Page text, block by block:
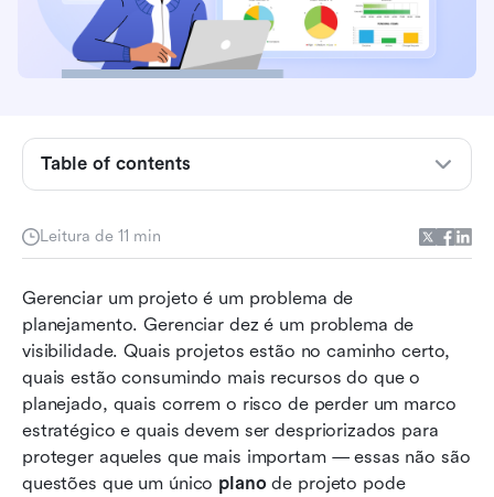
Leitura de 11 min
Gerenciar um projeto é um problema de
planejamento. Gerenciar dez é um problema de
visibilidade. Quais projetos estão no caminho certo,
quais estão consumindo mais recursos do que o
planejado, quais correm o risco de perder um marco
estratégico e quais devem ser despriorizados para
proteger aqueles que mais importam — essas não são
questões que um único plano de projeto pode
Table of contents
gerenciamento de projetos?
portfólio de projetos
gerenciamento de portfólio de projetos
Ferramenta moderna: Experimente o Lark para
gerenciar todo o seu portfólio em um só lugar
Tendências futuras em ferramentas e modelos
de gerenciamento de portfólio de projetos
Conclusão